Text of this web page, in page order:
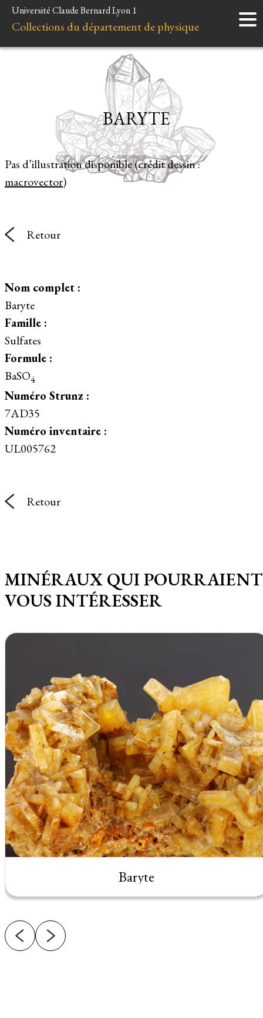
Accueil
Instruments
Liens et ressources
Université Claude Bernard Lyon 1
Collections du département de physique
Pas d’illustration disponible (crédit dessin :
macrovector)
BARYTE
Retour
Nom complet :
Baryte
Famille :
Sulfates
Formule :
BaSO4
Numéro Strunz :
7AD35
Numéro inventaire :
UL005762
Retour
MINÉRAUX QUI POURRAIENT
VOUS INTÉRESSER
Baryte